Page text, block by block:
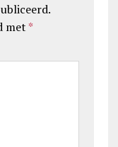
met *